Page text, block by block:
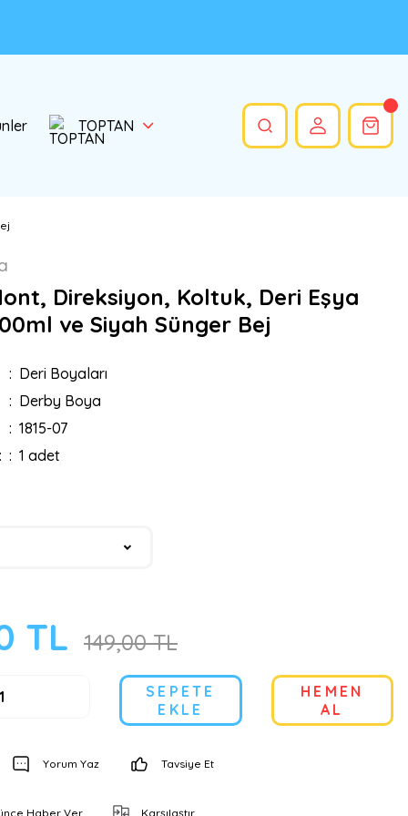
TOPTAN
Direksiyon, Koltuk, Deri Eşya
ve Siyah Sünger Bej
Deri Boyaları
Derby Boya
1815-07
1 adet
TL 149,00 TL
SEPETE
EKLE
HEMEN
AL
Yorum Yaz Tavsiye Et
Haber Ver Karşılaştır